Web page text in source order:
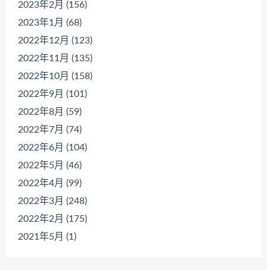
2023年2月 (156)
2023年1月 (68)
2022年12月 (123)
2022年11月 (135)
2022年10月 (158)
2022年9月 (101)
2022年8月 (59)
2022年7月 (74)
2022年6月 (104)
2022年5月 (46)
2022年4月 (99)
2022年3月 (248)
2022年2月 (175)
2021年5月 (1)